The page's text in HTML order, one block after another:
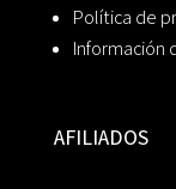
Política de
Información
AFILIADOS